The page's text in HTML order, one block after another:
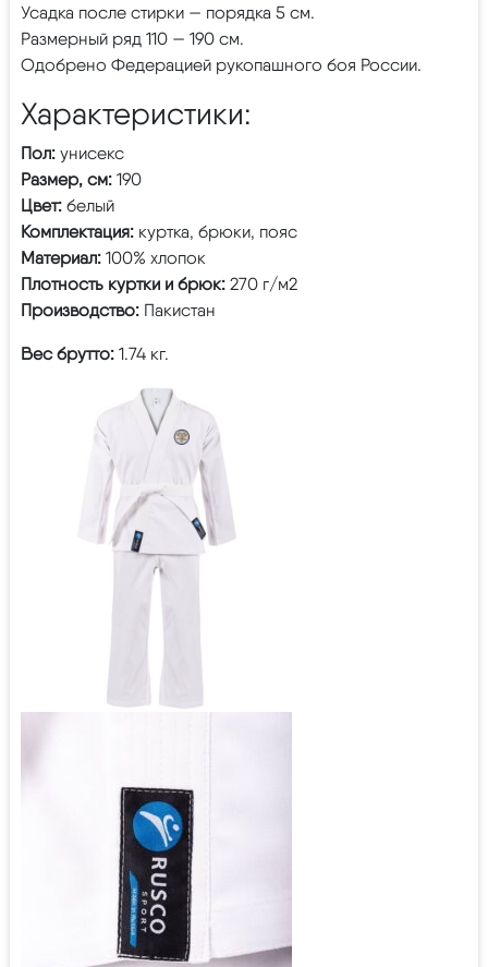
Усадка после стирки — порядка 5 см.
Размерный ряд 110 — 190 см.
Одобрено Федерацией рукопашного боя России.
Характеристики:
Пол: унисекс
Размер, см: 190
Цвет: белый
Комплектация: куртка, брюки, пояс
Материал: 100% хлопок
Плотность куртки и брюк: 270 г/м2
Производство: Пакистан
Вес брутто: 1.74 кг.